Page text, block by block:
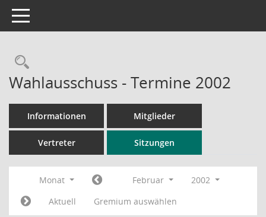
Toggle navigation
Rechercheauswahl
Wahlausschuss - Termine 2002
Informationen Mitglieder
Vertreter Sitzungen
Monat Februar
2002
Aktuell
Gremium auswählen